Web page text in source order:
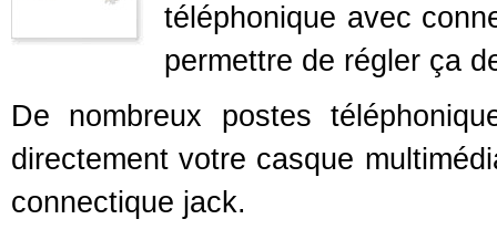
téléphonique avec
permettre de régler ça
De nombreux postes
directement votre casque
connectique jack.